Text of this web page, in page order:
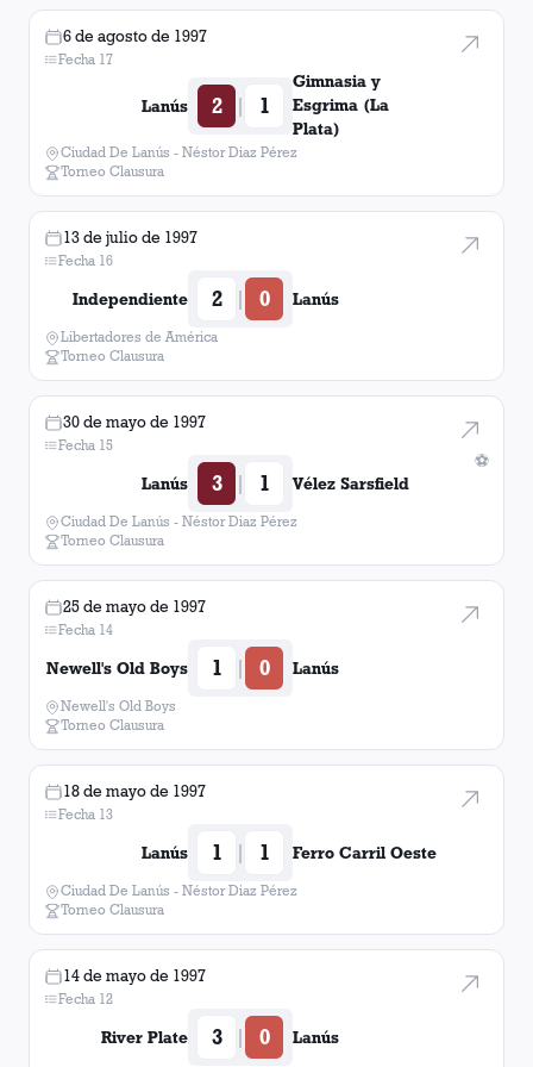
Boca Juniors
Colon (Santa Fé) 1
Unión (Santa Fé)
Belgrano (Córdoba)
Bolivar
Vélez Sarsfield
6 de agosto de 1997
Fecha 17
Lanús 2 | 1
Gimnasia y
Esgrima (La
Plata)
Ciudad De Lanús - Néstor Diaz Pérez
Torneo Clausura
13 de julio de 1997
Fecha 16
Independiente 2 | 0 Lanús
Libertadores de América
Torneo Clausura
⚽
30 de mayo de 1997
Fecha 15
Lanús 3 | 1 Vélez Sarsfield
Ciudad De Lanús - Néstor Diaz Pérez
Torneo Clausura
25 de mayo de 1997
Fecha 14
Newell's Old Boys 1 | 0 Lanús
Newell's Old Boys
Torneo Clausura
18 de mayo de 1997
Fecha 13
Lanús 1 | 1 Ferro Carril Oeste
Ciudad De Lanús - Néstor Diaz Pérez
Torneo Clausura
14 de mayo de 1997
Fecha 12
River Plate 3 | 0 Lanús